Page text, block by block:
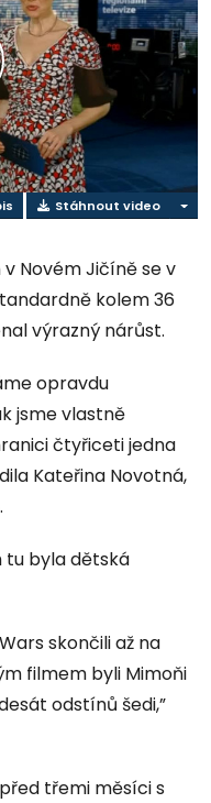
Stáhnout video
Novém Jičíně se v
kolem 36
výrazný nárůst.
opravdu
jsme vlastně
čtyřiceti jedna
Kateřina Novotná,
tu byla dětská
skončili až na
filmem byli Mimoňi
odstínů šedi,”
třemi měsíci s